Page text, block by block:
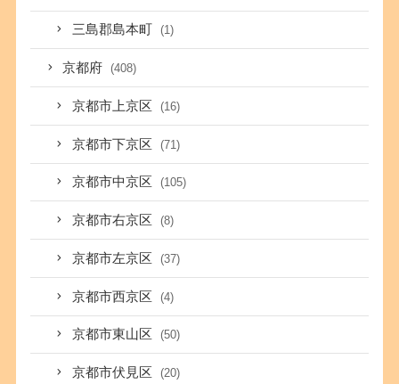
三島郡島本町 (1)
京都府 (408)
京都市上京区 (16)
京都市下京区 (71)
京都市中京区 (105)
京都市右京区 (8)
京都市左京区 (37)
京都市西京区 (4)
京都市東山区 (50)
京都市伏見区 (20)